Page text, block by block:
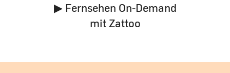
▶ Fernsehen On-Demand
mit Zattoo